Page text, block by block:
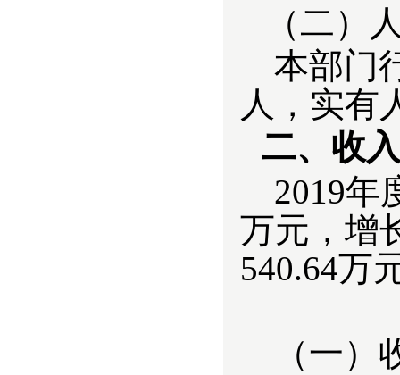
（二）
本部门
人，实有
二、收
2019年
万元，增
540.64万
（一）